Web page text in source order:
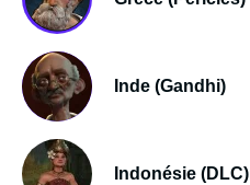
Inde (Gandhi)
Indonésie (DLC)